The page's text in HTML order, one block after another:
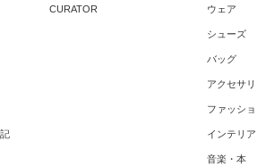
CURATOR ウェア
シューズ
バッグ
アクセサ
ファッシ
インテリア
音楽・本